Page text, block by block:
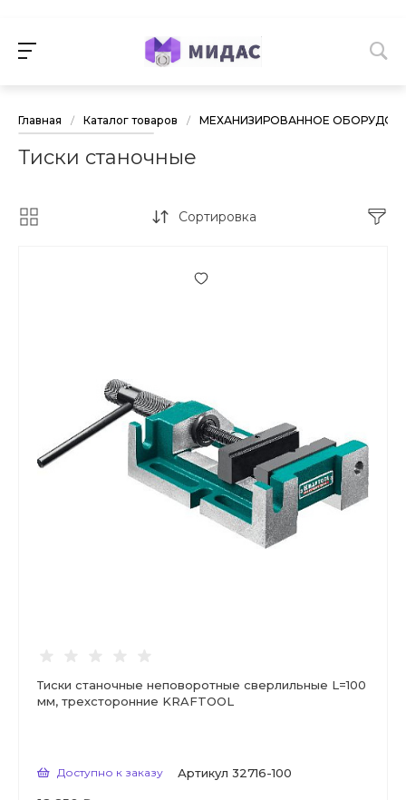
Главная / Каталог товаров / МЕХАНИЗИРОВАННОЕ
Тиски станочные
Сортировка
Тиски станочные неповоротные сверлильные L=100
мм, трехсторонние KRAFTOOL
Доступно к заказу Артикул 32716-100